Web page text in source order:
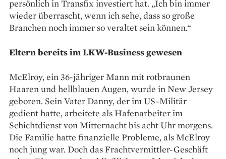
persönlich in Transfix investiert hat. „Ich bin immer
wieder überrascht, wenn ich sehe, dass so große
Branchen noch immer so veraltet sein können.“
Eltern bereits im LKW-Business gewesen
McElroy, ein 36-jähriger Mann mit rotbraunen
Haaren und hellblauen Augen, wurde in New Jersey
geboren. Sein Vater Danny, der im US-Militär
gedient hatte, arbeitete als ­Hafenarbeiter im
Schichtdienst von Mitternacht bis acht Uhr morgens.
Die Familie hatte finanzielle Probleme, als McElroy
noch jung war. Doch das Frachtvermittler-Geschäft